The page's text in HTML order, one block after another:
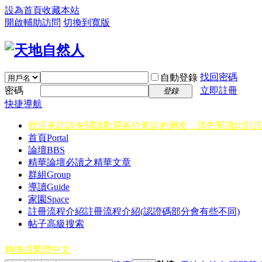
設為首頁收藏本站
開啟輔助訪問 切換到寬版
自動登錄 找回密碼
密碼
登錄
立即註冊
快捷導航
歡迎來訪請先閱讀歡迎各位來訪的網友，請先閱讀此則
首頁Portal
論壇BBS
精華論壇必讀之精華文章
群組Group
導讀Guide
家園 Space
註冊流程介紹註冊流程介紹(認證碼部分會有些不同)
帖子高級搜索
轉換成繁體中文